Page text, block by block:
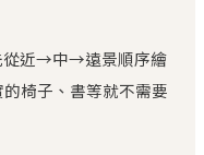
從近→中→遠景順序繪
椅子、書等就不需要